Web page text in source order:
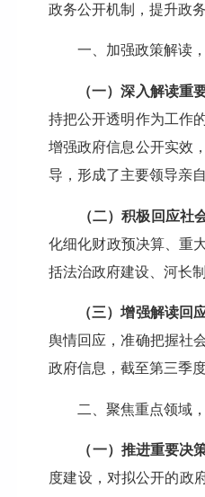
政务公开机制，提升政
一、加强政策解读，
（一）深入解读重
持把公开透明作为工作
增强政府信息公开实效
导，形成了主要领导亲
（二）积极回应社
化细化财政预决算、重
括法治政府建设、河长
（三）增强解读回
舆情回应，准确把握社
政府信息，截至第三季
二、聚焦重点领域，
（一）推进重要决
度建设，对拟公开的政